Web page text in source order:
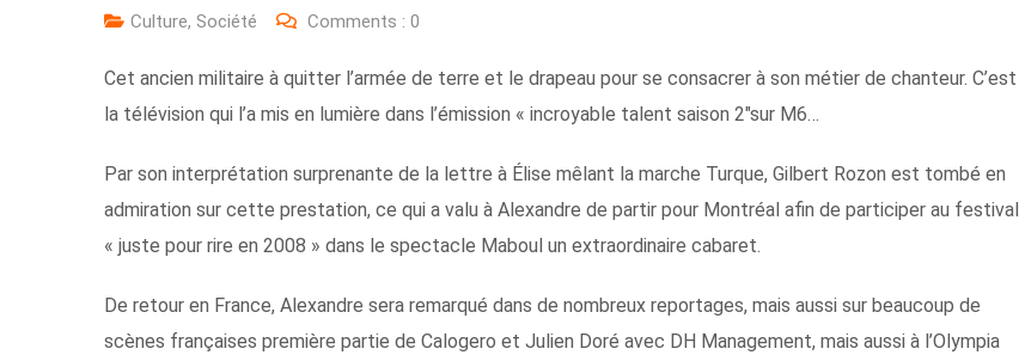
Culture, Société Comments : 0
Cet ancien militaire à quitter l’armée de terre et le drapeau pour se consacrer à son métier de chanteur. C’est
la télévision qui l’a mis en lumière dans l’émission « incroyable talent saison 2″sur M6…
Par son interprétation surprenante de la lettre à Élise mêlant la marche Turque, Gilbert Rozon est tombé en
admiration sur cette prestation, ce qui a valu à Alexandre de partir pour Montréal afin de participer au festival
« juste pour rire en 2008 » dans le spectacle Maboul un extraordinaire cabaret.
De retour en France, Alexandre sera remarqué dans de nombreux reportages, mais aussi sur beaucoup de
scènes françaises première partie de Calogero et Julien Doré avec DH Management, mais aussi à l’Olympia